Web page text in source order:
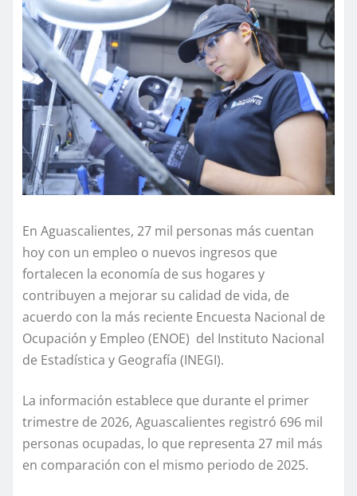
En Aguascalientes, 27 mil personas más cuentan
hoy con un empleo o nuevos ingresos que
fortalecen la economía de sus hogares y
contribuyen a mejorar su calidad de vida, de
acuerdo con la más reciente Encuesta Nacional de
Ocupación y Empleo (ENOE) del Instituto Nacional
de Estadística y Geografía (INEGI).
La información establece que durante el primer
trimestre de 2026, Aguascalientes registró 696 mil
personas ocupadas, lo que representa 27 mil más
en comparación con el mismo periodo de 2025.